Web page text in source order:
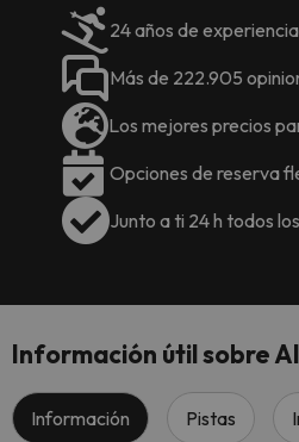
24 años de
Más de 222.905
Los mejores precios
Opciones de reserva
Junto a ti 24 h todos
Información útil sobre
Información Pistas